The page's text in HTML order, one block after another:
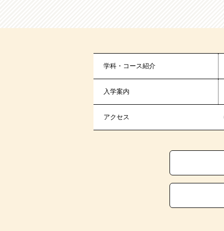
学科・コース紹介
入学案内
アクセス